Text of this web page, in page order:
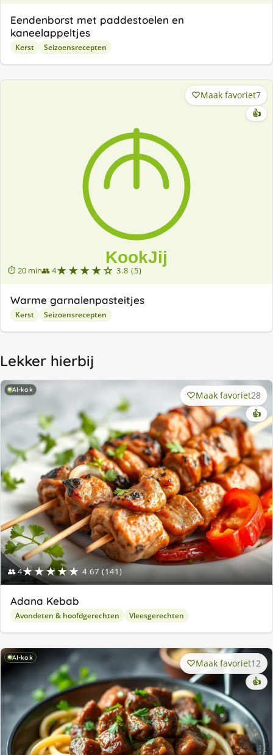
Eendenborst met paddestoelen en
kaneelappeltjes
Kerst Seizoensrecepten
⏱ 20 min👥 4★★★★☆ 3.8 (5)
Maak favoriet7
👍
Warme garnalenpasteitjes
Kerst Seizoensrecepten
Lekker hierbij
AI-kok
👥 4★★★★★ 4.67 (141)
Maak favoriet28
👍
Adana Kebab
Avondeten & hoofdgerechten Vleesgerechten
AI-kok Maak favoriet12
👍